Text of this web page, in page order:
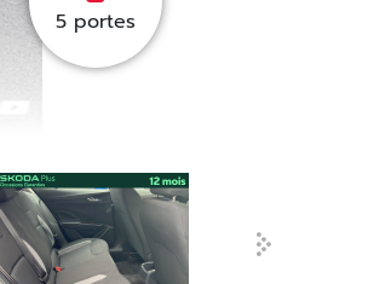
5portes